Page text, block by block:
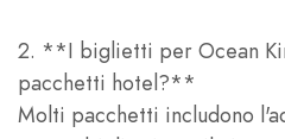
2. **I biglietti per Ocean
pacchetti hotel?**
Molti pacchetti includono